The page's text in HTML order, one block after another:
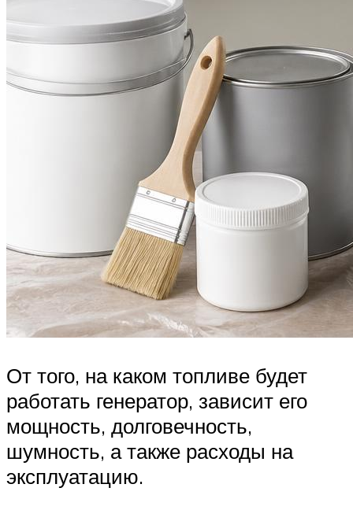
От того, на каком топливе будет
работать генератор, зависит его
мощность, долговечность,
шумность, а также расходы на
эксплуатацию.